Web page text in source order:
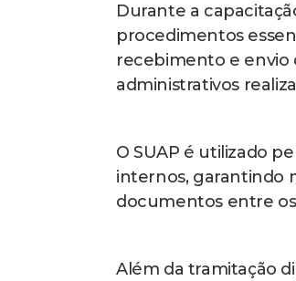
Durante a
procedimentos
recebimento e envio
administrativos
O SUAP é utilizado
internos, garantindo
documentos entre
Além da tramitação